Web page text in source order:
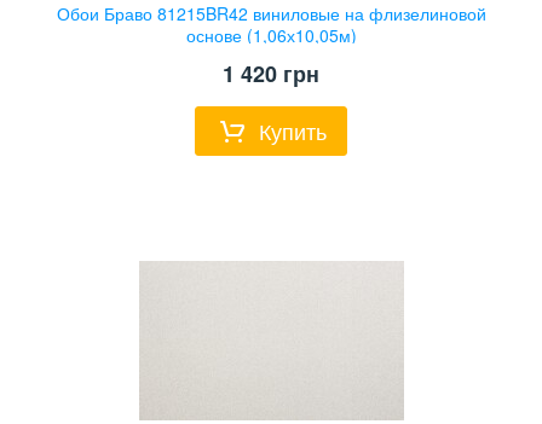
Обои Браво 81215BR42 виниловые на флизелиновой
основе (1,06х10,05м)
1 420 грн
Купить